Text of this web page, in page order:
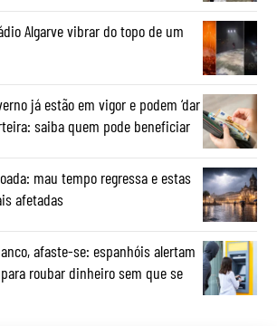
Algarve vibrar do topo de um
já estão em vigor e podem ‘dar
saiba quem pode beneficiar
mau tempo regressa e estas
afetadas
afaste-se: espanhóis alertam
roubar dinheiro sem que se